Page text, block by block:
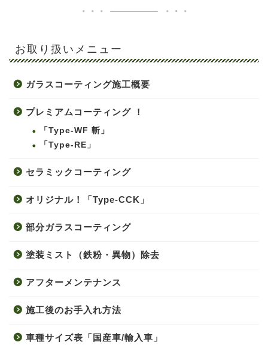
お取り扱いメニュー
ガラスコーティング施工概要
プレミアムコーティング ！
「Type-WF 斬」
「Type-RE」
セラミックコーティング
オリジナル！「Type-CCK」
部分ガラスコーティング
塗装ミスト（鉄粉・異物）除去
アフターメンテナンス
施工後のお手入れ方法
車種サイズ表「国産車/輸入車」